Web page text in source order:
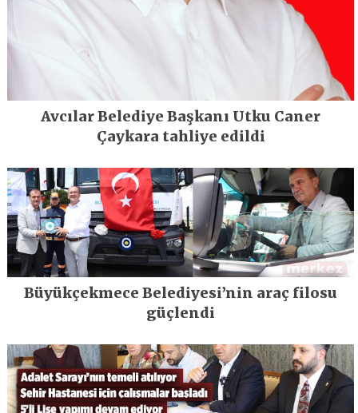
Avcılar Belediye Başkanı Utku Caner
Çaykara tahliye edildi
Büyükçekmece Belediyesi’nin araç filosu
güçlendi